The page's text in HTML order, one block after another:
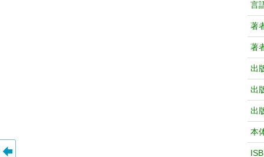
言
著
著
出
出
出
本